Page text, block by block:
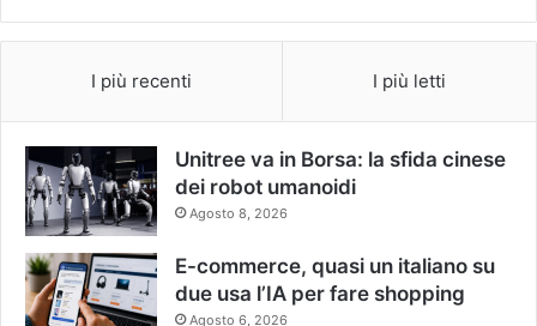
I più recenti I più letti
Unitree va in Borsa: la sfida cinese
dei robot umanoidi
Agosto 8, 2026
E-commerce, quasi un italiano su
due usa l’IA per fare shopping
Agosto 6, 2026